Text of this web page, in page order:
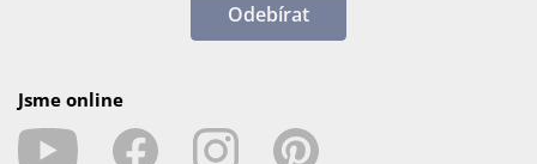
Odebírat
Jsme online